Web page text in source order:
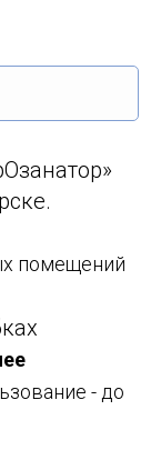
помещений
- до